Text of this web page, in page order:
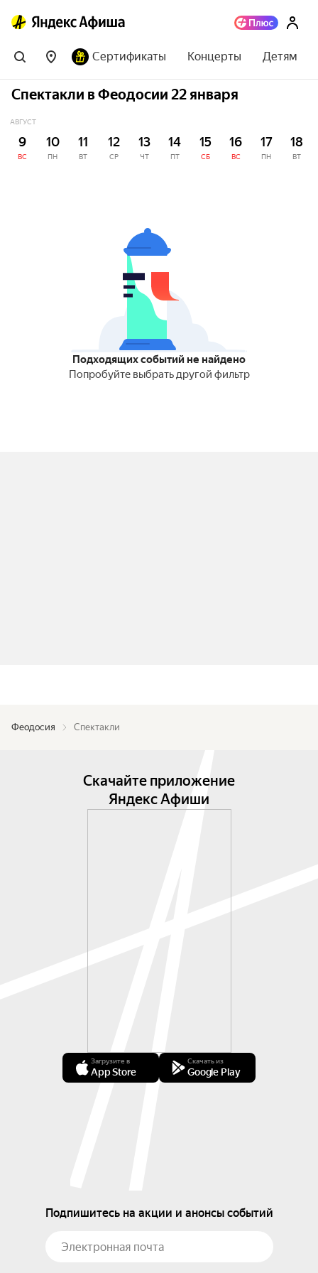
Сертификаты Концерты Детям
Спектакли в Феодосии 22 января
АВГУСТ
9
ВС
10
ПН
11
ВТ
12
СР
13
ЧТ
14
ПТ
15
СБ
16
ВС
17
ПН
18
ВТ
Подходящих событий не найдено
Попробуйте выбрать другой фильтр
Феодосия Спектакли
Скачайте приложение
Яндекс Афиши
Загрузите в
App Store
Скачать из
Google Play
Подпишитесь на акции и анонсы событий